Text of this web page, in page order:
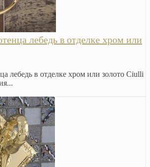
лебедь в отделке хром или
лебедь в отделке хром или золото Ciulli